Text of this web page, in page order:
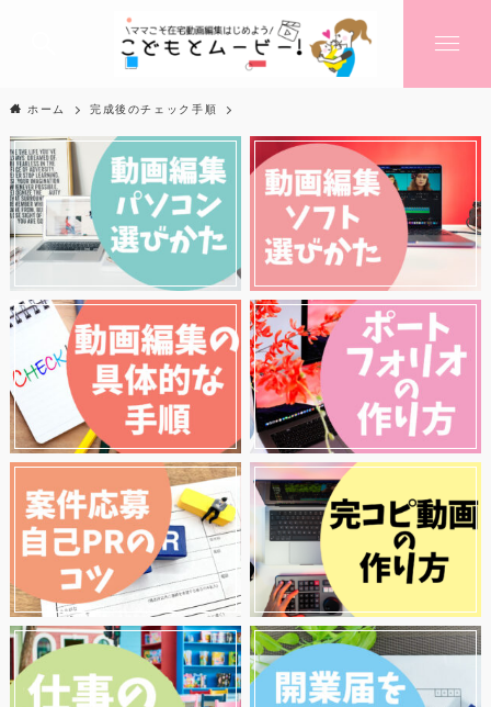
ホーム 完成後のチェック手順